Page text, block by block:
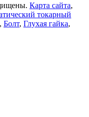
Карта сайта,
токарный
, Болт, Глухая гайка,